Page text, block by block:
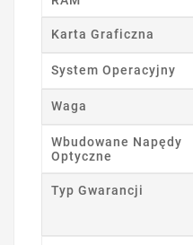
Karta Graficzna
System Operacyjny
Waga
Wbudowane Napędy
Optyczne
Typ Gwarancji